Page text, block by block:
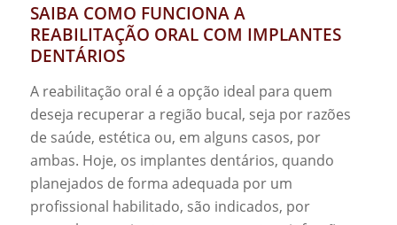
SAIBA COMO FUNCIONA A
REABILITAÇÃO ORAL COM IMPLANTES
DENTÁRIOS
A reabilitação oral é a opção ideal para quem
deseja recuperar a região bucal, seja por razões
de saúde, estética ou, em alguns casos, por
ambas. Hoje, os implantes dentários, quando
planejados de forma adequada por um
profissional habilitado, são indicados, por